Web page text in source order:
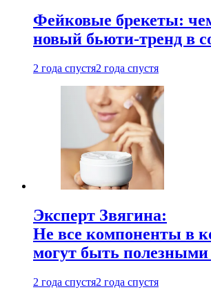
Фейковые брекеты:
новый бьюти-тренд в
2 года спустя2 года спустя
Эксперт Звягина:
Не все компоненты в
могут быть
2 года спустя2 года спустя